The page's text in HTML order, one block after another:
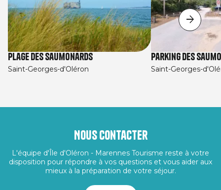
Plage des Saumonards
Saint-Georges-d'Oléron
Parking des
Saint-Georges-
Nous contacter
L'équipe d'Île d'Oléron - Marennes Tourisme reste à votre
disposition pour répondre à vos questions et vous aider aux
mieux à la préparation de votre séjour.